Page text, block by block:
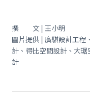
撰 文 | 王小明
圖片提供 | 廣騏設計工程
計、得比空間設計、大
計